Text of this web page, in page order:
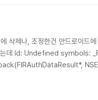
제나, 조정한건 안드로이드
했는데 ld: Undefined